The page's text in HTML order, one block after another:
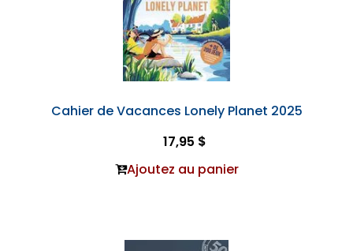
Cahier de Vacances Lonely Planet 2025
17,95 $
Ajoutez au panier